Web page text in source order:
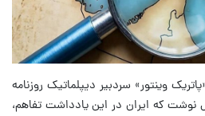
وینتور» سردبیر دیپلماتیک روزنامه
نوشت که ایران در این یادداشت تفاهم،